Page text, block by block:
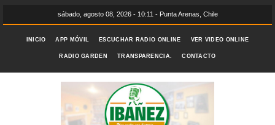
sábado, agosto 08, 2026 - 10:11 - Punta Arenas, Chile
INICIO APP MÓVIL ESCUCHAR RADIO ONLINE VER VIDEO ONLINE
RADIO GARDEN TRANSPARENCIA. CONTACTO